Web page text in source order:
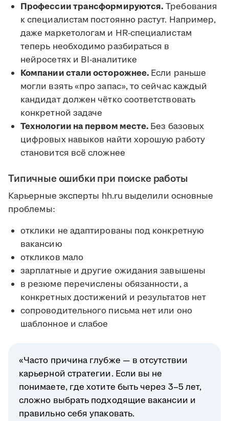
Профессии трансформируются. Требования
к специалистам постоянно растут. Например,
даже маркетологам и HR-специалистам
теперь необходимо разбираться в
нейросетях и BI-аналитике
Компании стали осторожнее. Если раньше
могли взять «про запас», то сейчас каждый
кандидат должен чётко соответствовать
конкретной задаче
Технологии на первом месте. Без базовых
цифровых навыков найти хорошую работу
становится всё сложнее
Типичные ошибки при поиске работы
Карьерные эксперты hh.ru выделили основные
проблемы:
отклики не адаптированы под конкретную
вакансию
откликов мало
зарплатные и другие ожидания завышены
в резюме перечислены обязанности, а
конкретных достижений и результатов нет
сопроводительного письма нет или оно
шаблонное и слабое
«Часто причина глубже — в отсутствии
карьерной стратегии. Если вы не
понимаете, где хотите быть через 3–5 лет,
сложно выбрать подходящие вакансии и
правильно себя упаковать.